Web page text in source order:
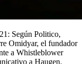
Según Politico,
Omidyar, el fundador
a Whistleblower
a Haugen.